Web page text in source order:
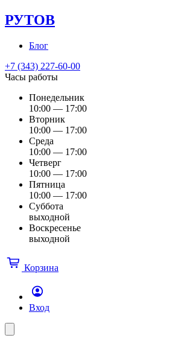
РУТОВ
Блог
+7 (343) 227-60-00
Часы работы
Понедельник
10:00 — 17:00
Вторник
10:00 — 17:00
Среда
10:00 — 17:00
Четверг
10:00 — 17:00
Пятница
10:00 — 17:00
Суббота
выходной
Воскресенье
выходной
Корзина
Вход